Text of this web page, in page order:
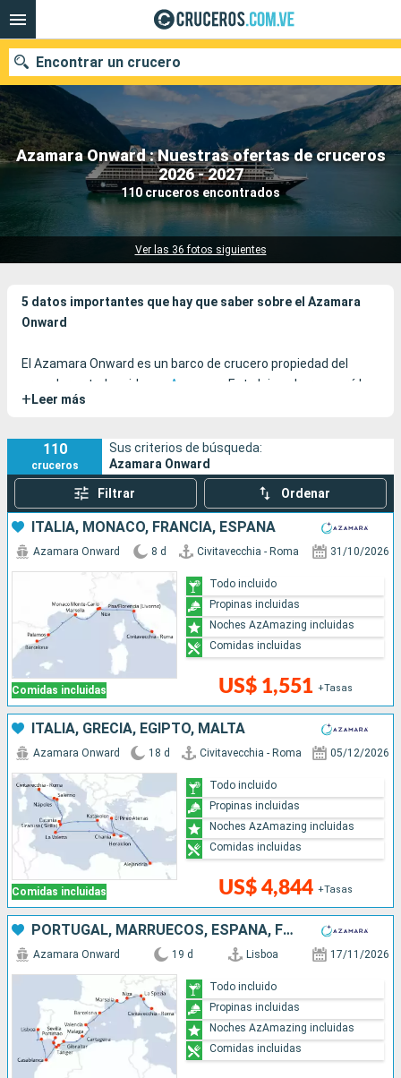
Azamara Onward : Nuestras ofertas de cruceros
2026 - 2027
110 cruceros encontrados
Ver las 36 fotos siguientes
Encontrar un crucero
Nuestros destinos
Fecha de salida
5 datos importantes que hay que saber sobre el Azamara
Onward
El Azamara Onward es un barco de crucero propiedad del
armador estadounidense
Azamara
. Este lujoso barco será la
cuarta embarcación que se incorpora a la flota y será
la alta calidad y el amable servicio que caracterizan a esta
naviera.
+ Leer más
110
cruceros
Sus criterios de búsqueda:
Azamara Onward
Filtrar Ordenar
ITALIA, MONACO, FRANCIA, ESPAÑA
Comidas incluidas
Azamara Onward 8 d Civitavecchia - Roma 31/10/2026
US$ 1,551 +Tasas
Todo incluido
Propinas incluidas
Noches AzAmazing incluidas
Comidas incluidas
ITALIA, GRECIA, EGIPTO, MALTA
Comidas incluidas
Azamara Onward 18 d Civitavecchia - Roma 05/12/2026
US$ 4,844 +Tasas
Todo incluido
Propinas incluidas
Noches AzAmazing incluidas
Comidas incluidas
PORTUGAL, MARRUECOS, ESPAÑA, FRANCIA, ITALIA
Azamara Onward 19 d Lisboa 17/11/2026
Todo incluido
Propinas incluidas
Noches AzAmazing incluidas
Comidas incluidas